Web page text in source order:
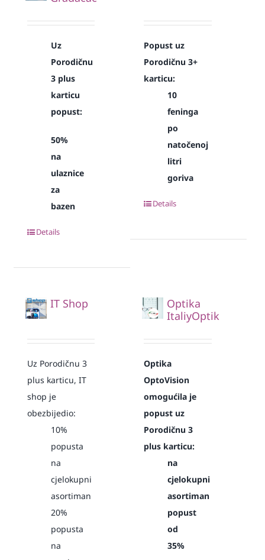
Uz
Porodičnu
3 plus
karticu
popust:
50%
na
ulaznice
za
bazen
Details
Popust uz
Porodičnu 3+
karticu:
10
feninga
po
natočenoj
litri
goriva
Details
IT Shop
Uz Porodičnu 3
plus karticu, IT
shop je
obezbijedio:
10%
popusta
na
cjelokupni
asortiman
20%
popusta
na
Optika
ItaliyOptik
Optika
OptoVision
omogućila je
popust uz
Porodičnu 3
plus karticu:
na
cjelokupni
asortiman
popust
od
35%